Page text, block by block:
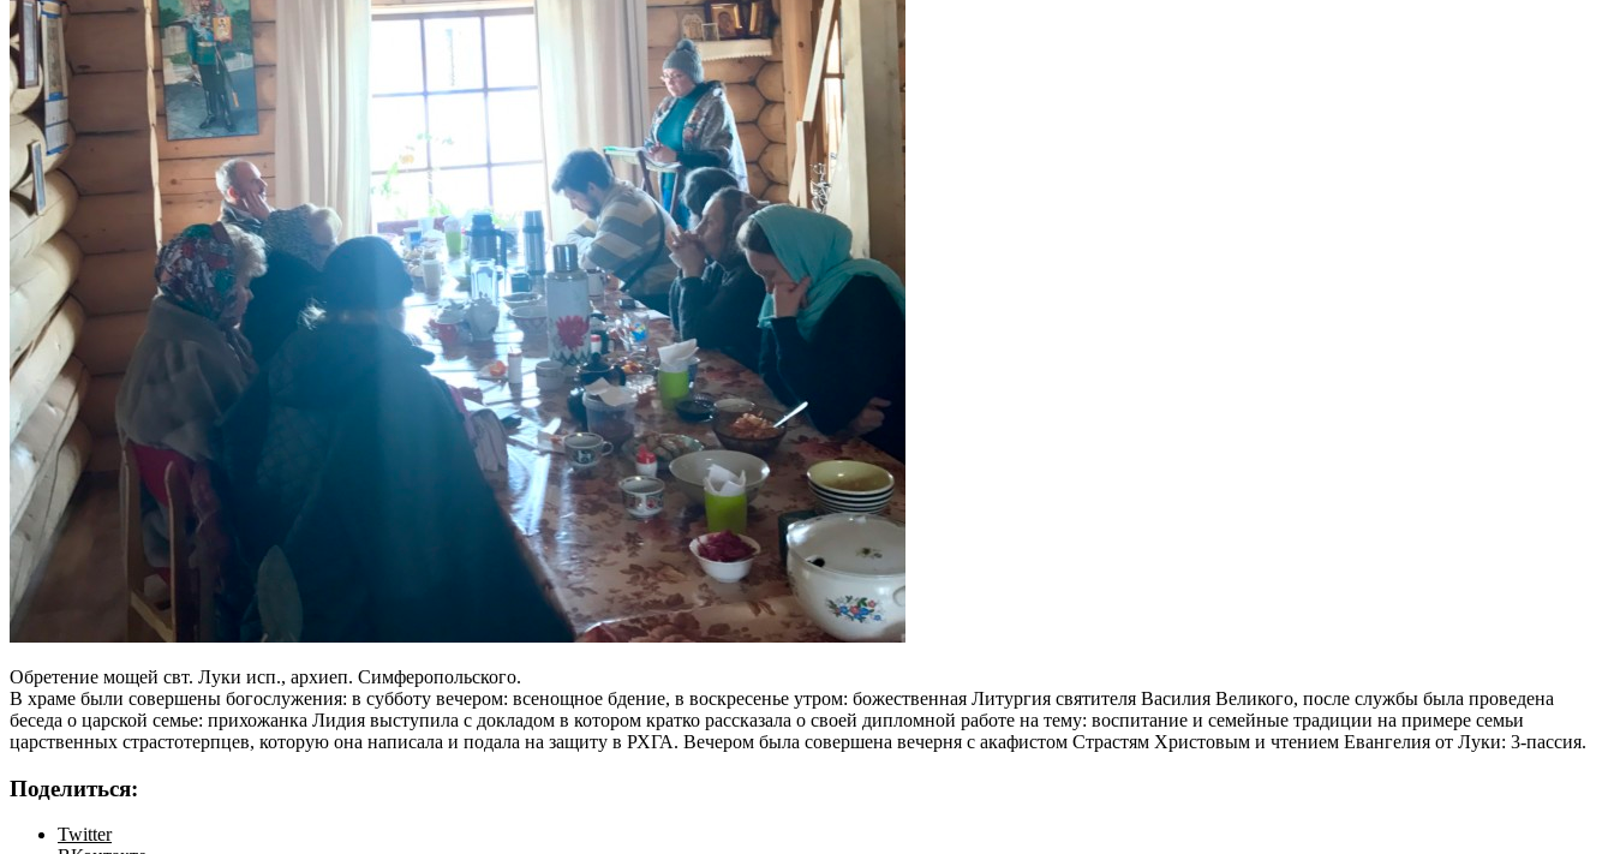
Обретение мощей свт. Луки исп., архиеп. Симферопольского.
В храме были совершены богослужения: в субботу вечером: всенощное бдение, в воскресенье утром: божественная Литургия святителя Василия Великого, после службы была проведена
беседа о царской семье: прихожанка Лидия выступила с докладом в котором кратко рассказала о своей дипломной работе на тему: воспитание и семейные традиции на примере семьи
царственных страстотерпцев, которую она написала и подала на защиту в РХГА. Вечером была совершена вечерня с акафистом Страстям Христовым и чтением Евангелия от Луки: 3-пассия.
Поделиться:
Twitter